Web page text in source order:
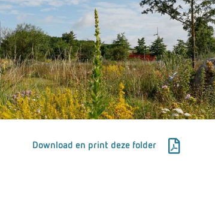
Download en print deze folder